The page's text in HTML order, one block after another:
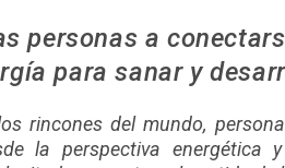
personas a
para sanar y
rincones del mundo,
la perspectiva energética